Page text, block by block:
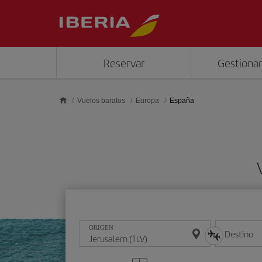
Reservar
Vuelos baratos Europa España
ORIGEN Destino